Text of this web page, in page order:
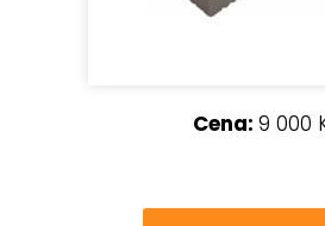
Cena: 9 000